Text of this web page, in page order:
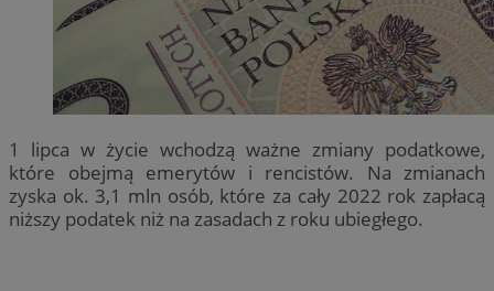
1 lipca w życie wchodzą ważne zmiany podatkowe,
które obejmą emerytów i rencistów. Na zmianach
zyska ok. 3,1 mln osób, które za cały 2022 rok zapłacą
niższy podatek niż na zasadach z roku ubiegłego.